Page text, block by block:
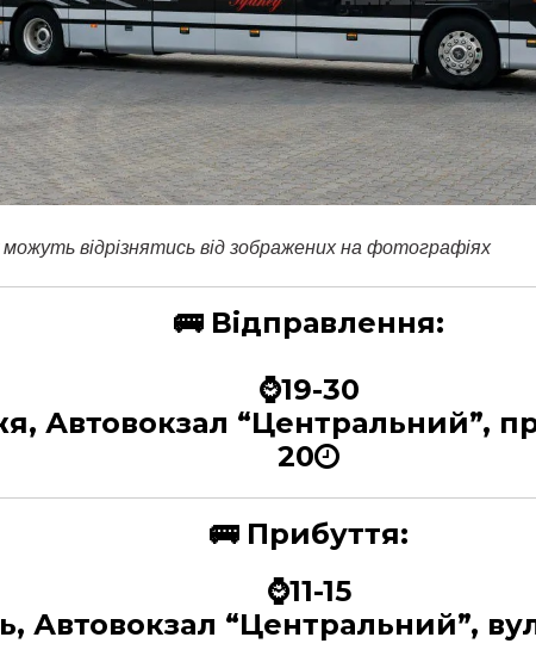
відрізнятись від зображених на фотографіях
🚌 Відправлення:
⌚19-30
Автовокзал “Центральний”,
20
🚌 Прибуття:
⌚11-15
Автовокзал “Центральний”,